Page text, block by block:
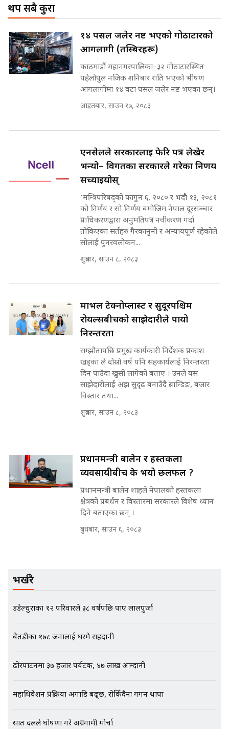
राष्ट्रिय सवालमा ९ दल एकजुट ||
Prachanda, Rabi, Gagan Stand
on the Same Page ||
SIDHAKURA ||
भनिन्–साथ दिनुहोस्, दबाब होइन ||
रसुवाकाे भाङ्गे झरना | Bhange
Waterfall of Rasuwa ||
SIDHAKURA ||
कहिले बन्ला चक्रपथ ? विस्तार कार्यमा
किन भइरहेछ ढिलाइ ?The Ring Road
Expansion Dilemma |
SIDHAKURA |
गुरुङ, भक्कानिए सांसदहरू ||
SIDHAKURA ||
SIDHAKURA
पोप्पोको पासोः कमाउने लोभमा घरबार नै
उठिबास | The Dark Side of
'Poppo Live'-SIDHAKURA
INVESTIGATION
घुसको डिल || Raj Kumar Gupta ||
घुसको डिल गर्ने मन्त्रीकाे राजिनामा,
भूमिसुधार मन्त्रीलाई जोगाइदै ! ||
SIDHAKURA ||
प्रधानमन्त्री ? || SIDHAKURA ||
||
मन्त्री र पूर्व मन्त्रीको ७८ लाख घुस डिलको
SIDHAKURA |
मन्त्री राजकुमारलाई घुस दिने विचौलीया
पूर्व मन्त्री रञ्जिता || SIDHAKURA
नोट मन्त्रीलाई घुस | SIDHAKURA |
SIDHAKURA INVESTIGATION |
मृतकका परिवारप्रति मेडिकल काउन्सीलको
|| THE REPORTER ||
गायब || Everest Hospital
थप सबै कुरा
१४ पसल जलेर नष्ट भएको गोठाटारको
आगलागी (तस्बिरहरू)
काठमाडौं महानगरपालिका–३२ गोठाटारस्थित
पहेलोपुल नजिक शनिबार राति भएको भीषण
आगलागीमा १४ वटा पसल जलेर नष्ट भएका छन्।
आइतबार, साउन १७, २०८३
एनसेलले सरकारलाई फेरि पत्र लेखेर
भन्यो– विगतका सरकारले गरेका निर्णय
सच्याइयोस्
‘मन्त्रिपरिषद्को फागुन ६, २०८० र भदौ १३, २०८१
को निर्णय र सो निर्णय बमोजिम नेपाल दूरसञ्चार
प्राधिकरणद्वारा अनुमतिपत्र नवीकरण गर्दा
तोकिएका सर्तहरु गैरकानुनी र अन्यायपूर्ण रहेकोले
सोलाई पुनरवलोकन...
शुक्रबार, साउन ८, २०८३
मार्भल टेक्नोप्लास्ट र सुदूरपश्चिम
रोयल्सबीचको साझेदारीले पायो
निरन्तरता
सम्झौतापछि प्रमुख कार्यकारी निर्देशक प्रकाश
खड्का ले दोस्रो वर्ष पनि सहकार्यलाई निरन्तरता
दिन पाउँदा खुसी लागेको बताए । उनले यस
साझेदारीलाई अझ सुदृढ बनाउँदै ब्रान्डिङ, बजार
विस्तार तथा...
शुक्रबार, साउन ८, २०८३
प्रधानमन्त्री बालेन र हस्तकला
व्यवसायीबीच के भयो छलफल ?
प्रधानमन्त्री बालेन शाहले नेपालको हस्तकला
क्षेत्रको प्रबर्धन र विस्तारमा सरकारले विशेष ध्यान
दिने बताएका छन् ।
बुधबार, साउन ६, २०८३
भर्खरै
डडेल्धुराका १२ परिवारले ३८ वर्षपछि पाए लालपुर्जा
बैतडीका १७८ जनालाई घरमै राहदानी
ढोरपाटनमा ३७ हजार पर्यटक, ४७ लाख आम्दानी
महाधिवेशन प्रक्रिया अगाडि बढ्छ, रोकिँदैनः गगन थापा
सात दलले घोषणा गरे अग्रगामी मोर्चा